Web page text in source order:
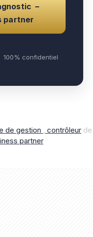
–
partner
confidentiel
de gestion , contrôleur de
partner